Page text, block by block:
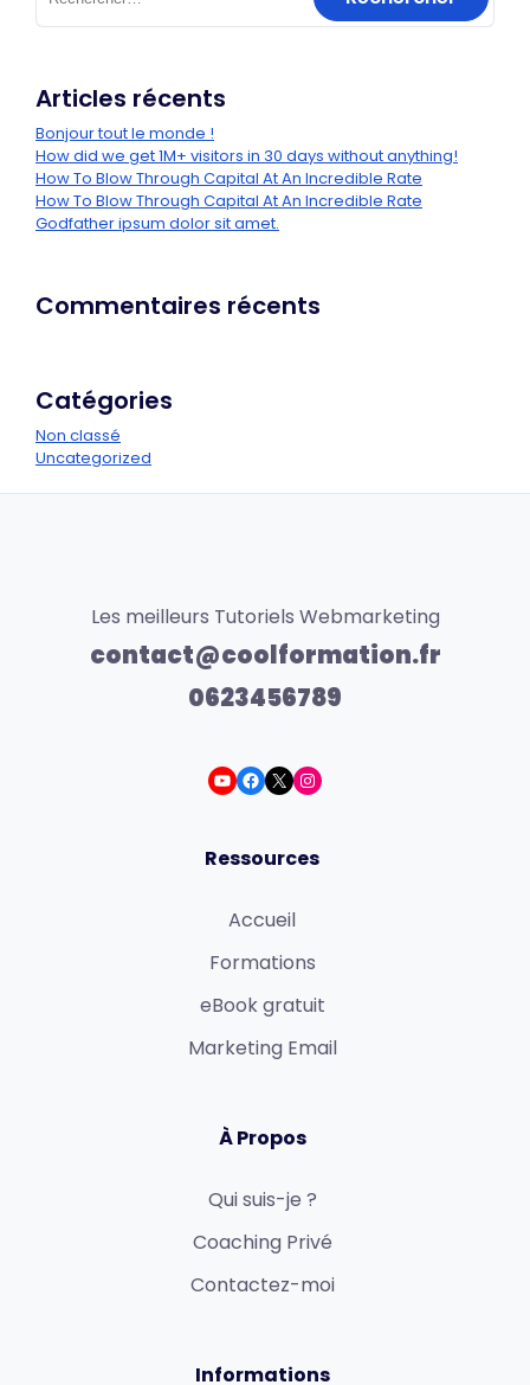
Articles récents
Bonjour tout le monde !
How did we get 1M+ visitors in 30 days without anything!
How To Blow Through Capital At An Incredible Rate
How To Blow Through Capital At An Incredible Rate
Godfather ipsum dolor sit amet.
Commentaires récents
Catégories
Non classé
Uncategorized
Les meilleurs Tutoriels Webmarketing
contact@coolformation.fr
0623456789
Ressources
Accueil
Formations
eBook gratuit
Marketing Email
À Propos
Qui suis-je ?
Coaching Privé
Contactez-moi
Informations